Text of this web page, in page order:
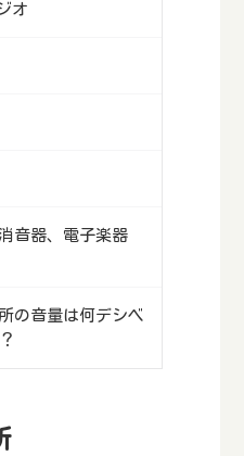
オ
音器、電子楽器
の音量は何デシベ